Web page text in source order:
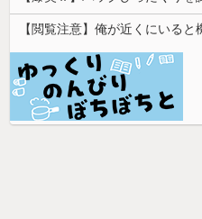
【閲覧注意】俺が近くにいる